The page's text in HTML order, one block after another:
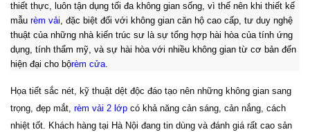
thiết thực, luôn tận dụng tối đa không gian sống, vì thế nên khi thiết kế
mẫu rèm vải, đặc biệt đối với không gian căn hộ cao cấp, tư duy nghệ
thuật của những nhà kiến trúc sư là sự tổng hợp hài hòa của tính ứng
dụng, tính thẩm mỹ, và sự hài hòa với nhiều không gian từ cơ bản đến
hiện đại cho bộrèm cửa.
Họa tiết sắc nét, kỹ thuật dệt độc đáo tạo nên những không gian sang
trọng, đẹp mắt, rèm vải 2 lớp có khả năng cản sáng, cản nắng, cách
nhiệt tốt. Khách hàng tại Hà Nội đang tin dùng và đánh giá rất cao sản